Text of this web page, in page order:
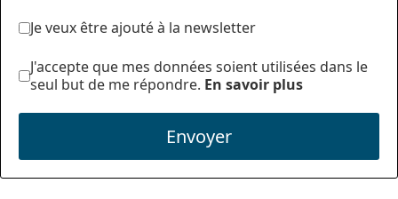
Je veux être ajouté à la newsletter
J'accepte que mes données soient utilisées dans le
seul but de me répondre. En savoir plus
Envoyer